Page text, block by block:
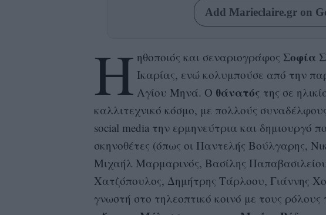
Add Marieclaire.gr on
Η ηθοποιός και σεναριογράφος Σοφία
Ικαρίας, ενώ κολυμπούσε από την
Αγίου Μηνά. Ο θάνατός της σε
καλλιτεχνικό κόσμο, με πολλούς
social media την ερμηνεύτρια και δημιουργό
σκηνοθέτες (όπως οι Παντελής Βούλγαρης,
Μιχαήλ Μαρμαρινός, Βασίλης
Χατζόπουλος, Δημήτρης Τάρλοου, Γιάννης
γνωστή στο τηλεοπτικό κοινό με τους ρόλους